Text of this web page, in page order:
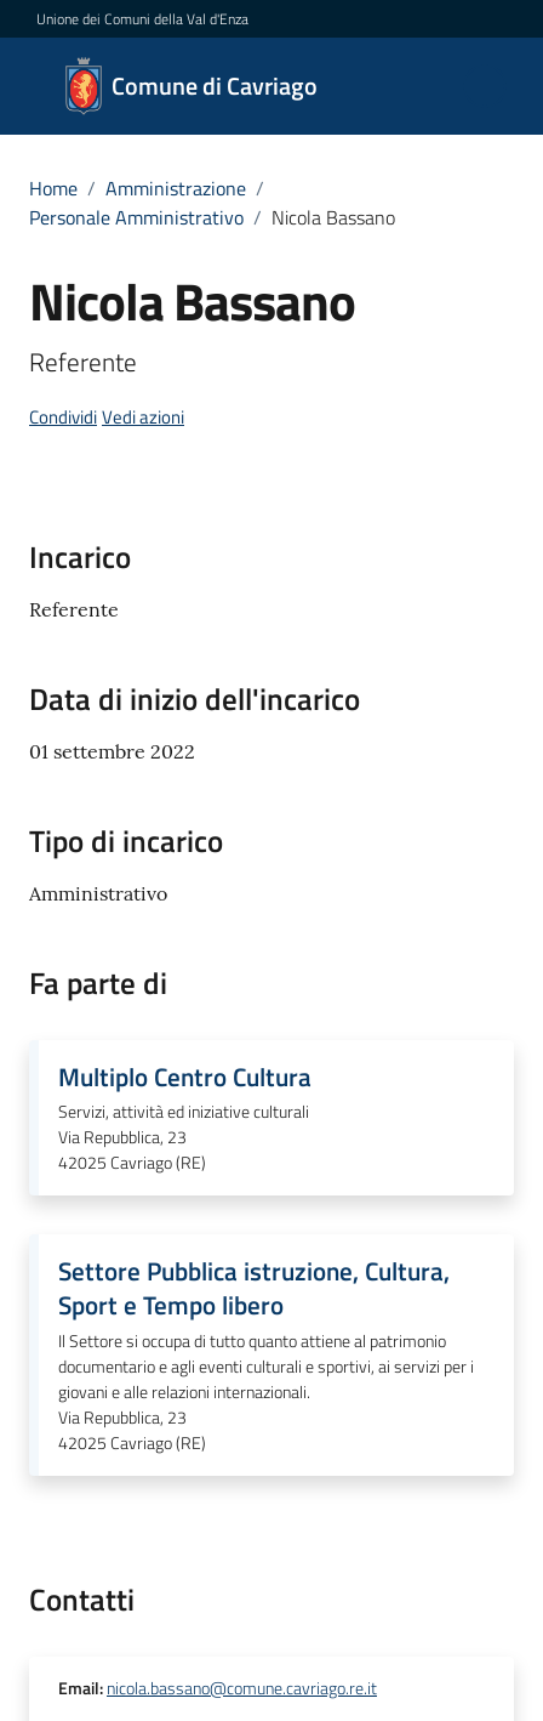
Vai al contenuto
Vai alla navigazione
Vai al footer
Unione dei Comuni della Val d'Enza
Comune di Cavriago
Comune
di
Menu selezionato
Novità
v
i
o
e
i
Tutti
argomenti...
su
Home / Amministrazione /
Personale Amministrativo / Nicola Bassano
Salta al contenuto
Nicola Bassano
Referente
CondividiVedi azioni
Incarico
Referente
Data di inizio dell'incarico
01 settembre 2022
Tipo di incarico
Amministrativo
Fa parte di
Multiplo Centro Cultura
Servizi, attività ed iniziative culturali
Via Repubblica, 23
42025Cavriago (RE)
Settore Pubblica istruzione, Cultura,
Sport e Tempo libero
Il Settore si occupa di tutto quanto attiene al patrimonio
documentario e agli eventi culturali e sportivi, ai servizi per i
giovani e alle relazioni internazionali.
Via Repubblica, 23
42025Cavriago (RE)
Contatti
Email:nicola.bassano@comune.cavriago.re.it